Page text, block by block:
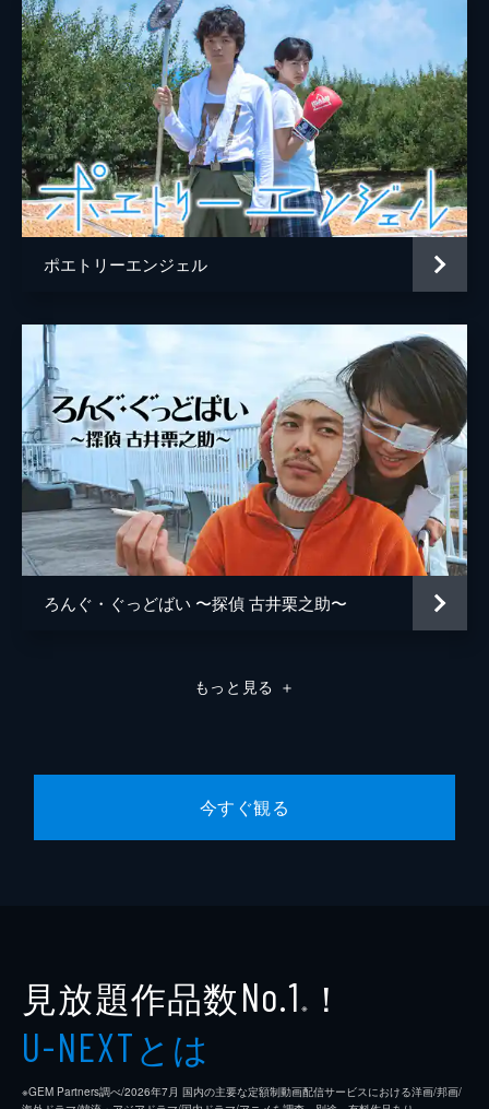
ポエトリーエンジェル
ろんぐ・ぐっどばい 〜探偵 古井栗之助〜
もっと見る ＋
今すぐ観る
見放題作品数No.1 ※ ！
U-NEXTとは
※GEM Partners調べ/2026年7⽉ 国内の主要な定額制動画配信サービスにおける洋画/邦画/